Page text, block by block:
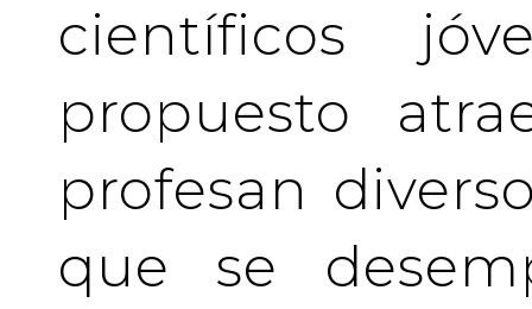
científicos
propuesto
profesan
que se